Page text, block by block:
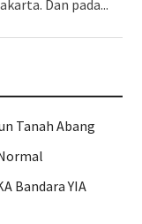
Dan pada...
Tanah Abang
Bandara YIA